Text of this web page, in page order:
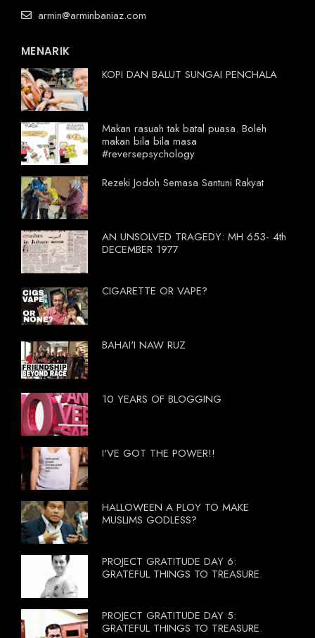
armin@arminbaniaz.com
MENARIK
KOPI DAN BALUT SUNGAI PENCHALA
Makan rasuah tak batal puasa. Boleh
makan bila bila masa
#reversepsychology
Rezeki Jodoh Semasa Santuni Rakyat
AN UNSOLVED TRAGEDY: MH 653- 4th
DECEMBER 1977
CIGARETTE OR VAPE?
BAHAI'I NAW RUZ
10 YEARS OF BLOGGING
I'VE GOT THE POWER!!
HALLOWEEN A PLOY TO MAKE
MUSLIMS GODLESS?
PROJECT GRATITUDE DAY 6:
GRATEFUL THINGS TO TREASURE.
PROJECT GRATITUDE DAY 5:
GRATEFUL THINGS TO TREASURE.